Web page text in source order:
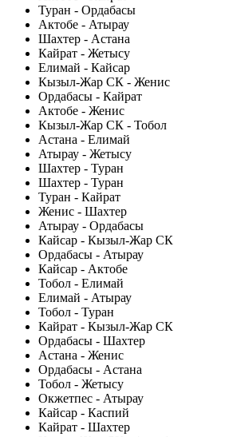
Туран - Ордабасы
Актобе - Атырау
Шахтер - Астана
Кайрат - Жетысу
Елимай - Кайсар
Кызыл-Жар СК - Женис
Ордабасы - Кайрат
Актобе - Женис
Кызыл-Жар СК - Тобол
Астана - Елимай
Атырау - Жетысу
Шахтер - Туран
Шахтер - Туран
Туран - Кайрат
Женис - Шахтер
Атырау - Ордабасы
Кайсар - Кызыл-Жар СК
Ордабасы - Атырау
Кайсар - Актобе
Тобол - Елимай
Елимай - Атырау
Тобол - Туран
Кайрат - Кызыл-Жар СК
Ордабасы - Шахтер
Астана - Женис
Ордабасы - Астана
Тобол - Жетысу
Окжетпес - Атырау
Кайсар - Каспий
Кайрат - Шахтер